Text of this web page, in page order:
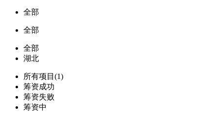
全部
全部
全部
湖北
所有项目(1)
筹资成功
筹资失败
筹资中